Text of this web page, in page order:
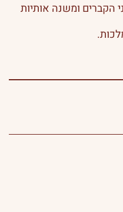
הקברים ומשנה אותיות